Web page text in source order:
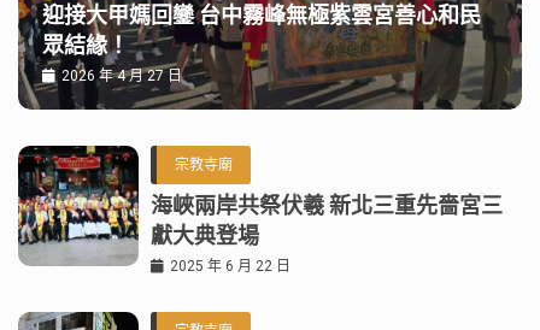
迎接大甲媽回鑾 台中霧峰無極紫雲宮善心和民
眾結緣！
2026 年 4 月 27 日
宗教寺廟
海峽兩岸共祭伏羲 新北三重先嗇宮三
獻大典登場
2025 年 6 月 22 日